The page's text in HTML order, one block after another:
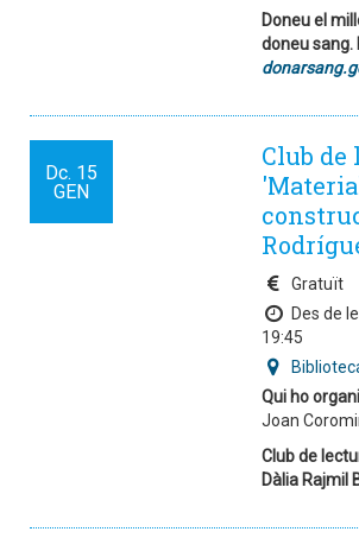
Doneu el
doneu sang.
Dc. 15
GEN
Club de
Gratuït
Des de
19:45
Qui ho
Joan
Club de
Dàlia Rajmil